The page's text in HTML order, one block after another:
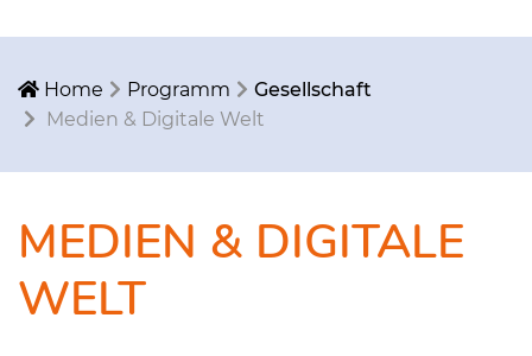
Home Programm
Gesellschaft
Medien & Digitale Welt
MEDIEN & DIGITALE
WELT